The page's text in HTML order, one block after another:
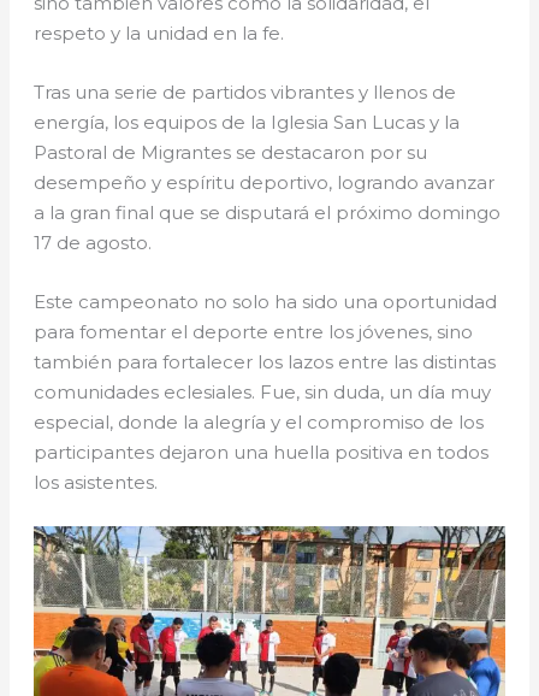
respeto y la unidad en la fe.
Tras una serie de partidos vibrantes y llenos de
energía, los equipos de la Iglesia San Lucas y la
Pastoral de Migrantes se destacaron por su
desempeño y espíritu deportivo, logrando avanzar
a la gran final que se disputará el próximo domingo
17 de agosto.
Este campeonato no solo ha sido una oportunidad
para fomentar el deporte entre los jóvenes, sino
también para fortalecer los lazos entre las distintas
comunidades eclesiales. Fue, sin duda, un día muy
especial, donde la alegría y el compromiso de los
participantes dejaron una huella positiva en todos
los asistentes.